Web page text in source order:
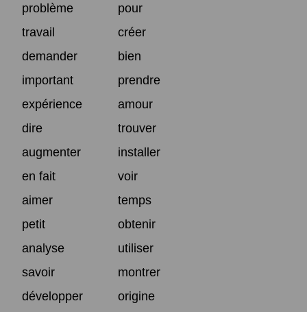
problème
pour
travail
créer
demander
bien
important
prendre
expérience
amour
dire
trouver
augmenter
installer
en fait
voir
aimer
temps
petit
obtenir
analyse
utiliser
savoir
montrer
développer
origine